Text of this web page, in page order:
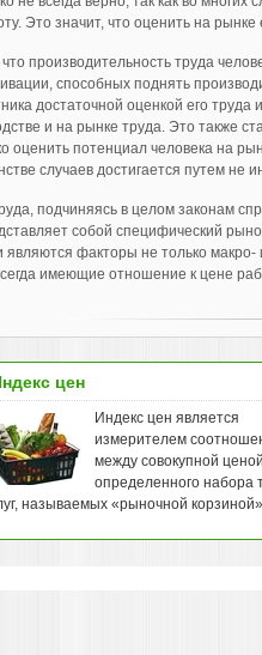
Это значит, что оценить на
что производительность труда
способных поднять
достаточной оценкой его
и на рынке труда. Это также
оценить потенциал человека на
случаев достигается путем не
подчиняясь в целом законам
собой специфический
являются факторы не только
имеющие отношение к цене
цен
Индекс цен является
измерителем
между совокупной ценой
определенного набора
называемых «рыночной